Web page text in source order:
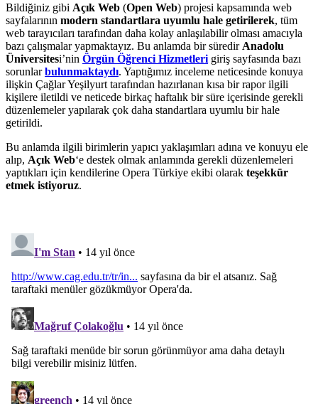
Bildiğiniz gibi Açık Web (Open Web) projesi kapsamında web
sayfalarının modern standartlara uyumlu hale getirilerek, tüm
web tarayıcıları tarafından daha kolay anlaşılabilir olması amacıyla
bazı çalışmalar yapmaktayız. Bu anlamda bir süredir Anadolu
Üniversitesi’nin Örgün Öğrenci Hizmetleri giriş sayfasında bazı
sorunlarbulunmaktaydı. Yaptığımız inceleme neticesinde konuya
ilişkin Çağlar Yeşilyurt tarafından hazırlanan kısa bir rapor ilgili
kişilere iletildi ve neticede birkaç haftalık bir süre içerisinde gerekli
düzenlemeler yapılarak çok daha standartlara uyumlu bir hale
getirildi.
Bu anlamda ilgili birimlerin yapıcı yaklaşımları adına ve konuyu ele
alıp, Açık Web‘e destek olmak anlamında gerekli düzenlemeleri
yaptıkları için kendilerine Opera Türkiye ekibi olarak teşekkür
etmek istiyoruz.